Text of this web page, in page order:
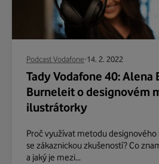
Podcast Vodafone 14. 2. 2022
Tady Vodafone 40: Alena
Burneleit o designovém
ilustrátorky
Proč využívat metodu
se zákaznickou zkušeností? Co
a jaký je mezi...